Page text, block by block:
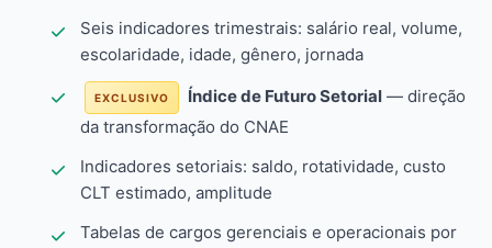
Seis indicadores trimestrais: salário real, volume,
escolaridade, idade, gênero, jornada
EXCLUSIVO Índice de Futuro Setorial — direção
da transformação do CNAE
Indicadores setoriais: saldo, rotatividade, custo
CLT estimado, amplitude
Tabelas de cargos gerenciais e operacionais por